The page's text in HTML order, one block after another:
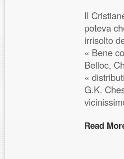
Il
poteva
irrisolto
« Bene
Belloc,
«
G.K.
Read